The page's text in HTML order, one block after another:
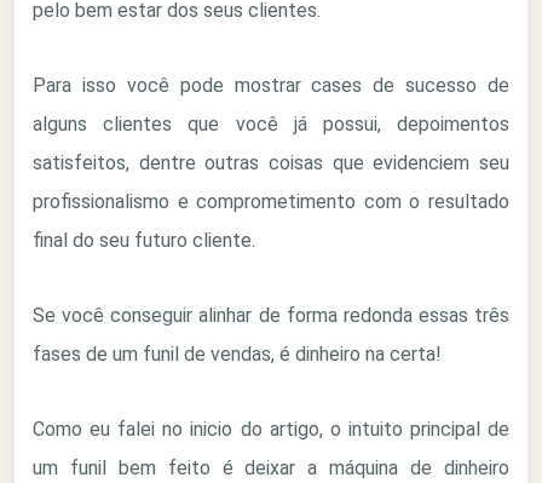
pelo bem estar dos seus clientes.
Para isso você pode mostrar cases de sucesso de
alguns clientes que você já possui, depoimentos
satisfeitos, dentre outras coisas que evidenciem seu
profissionalismo e comprometimento com o resultado
final do seu futuro cliente.
Se você conseguir alinhar de forma redonda essas três
fases de um funil de vendas, é dinheiro na certa!
Como eu falei no inicio do artigo, o intuito principal de
um funil bem feito é deixar a máquina de dinheiro